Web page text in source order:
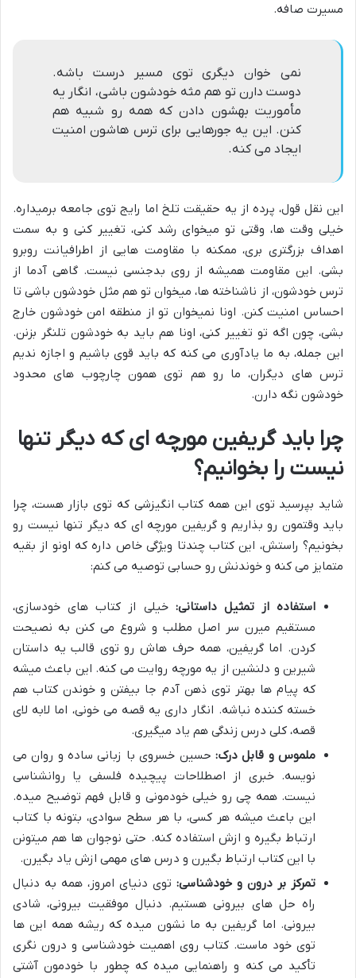
مسیرت صافه.
نمی خوان دیگری توی مسیر درست باشه.
دوست دارن تو هم مثه خودشون باشی، انگار یه
مأموریت بهشون دادن که همه رو شبیه هم
کنن. این یه جورهایی برای ترس هاشون امنیت
ایجاد می کنه.
این نقل قول، پرده از یه حقیقت تلخ اما رایج توی جامعه برمیداره.
خیلی وقت ها، وقتی تو میخوای رشد کنی، تغییر کنی و به سمت
اهداف بزرگتری بری، ممکنه با مقاومت هایی از اطرافیانت روبرو
بشی. این مقاومت همیشه از روی بدجنسی نیست. گاهی آدما از
ترس خودشون، از ناشناخته ها، میخوان تو هم مثل خودشون باشی تا
احساس امنیت کنن. اونا نمیخوان تو از منطقه امن خودشون خارج
بشی، چون اگه تو تغییر کنی، اونا هم باید به خودشون تلنگر بزنن.
این جمله، به ما یادآوری می کنه که باید قوی باشیم و اجازه ندیم
ترس های دیگران، ما رو هم توی همون چارچوب های محدود
خودشون نگه دارن.
چرا باید گریفین مورچه ای که دیگر تنها
نیست را بخوانیم؟
شاید بپرسید توی این همه کتاب انگیزشی که توی بازار هست، چرا
باید وقتمون رو بذاریم و گریفین مورچه ای که دیگر تنها نیست رو
بخونیم؟ راستش، این کتاب چندتا ویژگی خاص داره که اونو از بقیه
متمایز می کنه و خوندنش رو حسابی توصیه می کنم:
استفاده از تمثیل داستانی: خیلی از کتاب های خودسازی،
مستقیم میرن سر اصل مطلب و شروع می کنن به نصیحت
کردن. اما گریفین، همه حرف هاش رو توی قالب یه داستان
شیرین و دلنشین از یه مورچه روایت می کنه. این باعث میشه
که پیام ها بهتر توی ذهن آدم جا بیفتن و خوندن کتاب هم
خسته کننده نباشه. انگار داری یه قصه می خونی، اما لابه لای
قصه، کلی درس زندگی هم یاد میگیری.
ملموس و قابل درک: حسین خسروی با زبانی ساده و روان می
نویسه. خبری از اصطلاحات پیچیده فلسفی یا روانشناسی
نیست. همه چی رو خیلی خودمونی و قابل فهم توضیح میده.
این باعث میشه هر کسی، با هر سطح سوادی، بتونه با کتاب
ارتباط بگیره و ازش استفاده کنه. حتی نوجوان ها هم میتونن
با این کتاب ارتباط بگیرن و درس های مهمی ازش یاد بگیرن.
تمرکز بر درون و خودشناسی: توی دنیای امروز، همه به دنبال
راه حل های بیرونی هستیم. دنبال موفقیت بیرونی، شادی
بیرونی. اما گریفین به ما نشون میده که ریشه همه این ها
توی خود ماست. کتاب روی اهمیت خودشناسی و درون نگری
تأکید می کنه و راهنمایی میده که چطور با خودمون آشتی